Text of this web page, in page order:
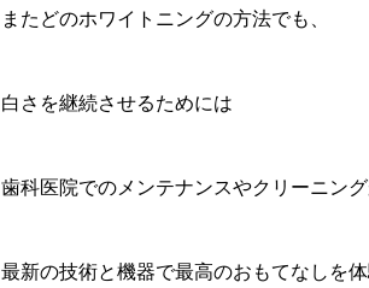
またどのホワイトニングの方法でも、
白さを継続させるためには
歯科医院でのメンテナンスやクリーニン
最新の技術と機器で最高のおもてなしを